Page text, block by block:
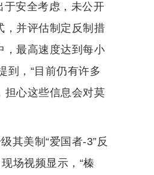
于安全考虑，未公开
，并评估制定反制措
，最高速度达到每小
到，“目前仍有许多
担心这些信息会对莫
其美制“爱国者-3”反
场视频显示，“榛